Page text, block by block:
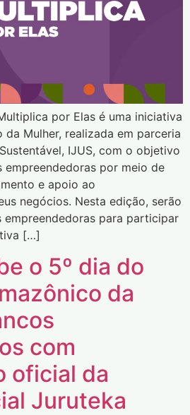
por Elas é uma iniciativa
Mulher, realizada em parceria
IJUS, com o objetivo
por meio de
e apoio ao
negócios. Nesta edição, serão
empreendedoras para participar
[…]
o 5º dia do
da
com
oficial da
Juruteka